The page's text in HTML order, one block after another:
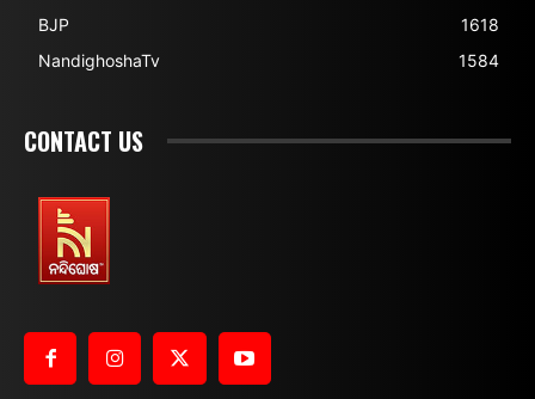
BJP
1618
NandighoshaTv
1584
CONTACT US